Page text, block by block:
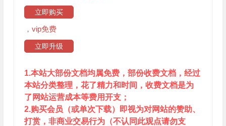
立即购买
，vip免费
立即升级
1.本站大部份文档均属免费，部份收费文档，经过
本站分类整理，花了精力和时间，收费文档是为
了网站运营成本等费用开支；
2.购买会员（或单次下载）即视为对网站的赞助、
打赏，非商业交易行为（不认同此观点请勿支